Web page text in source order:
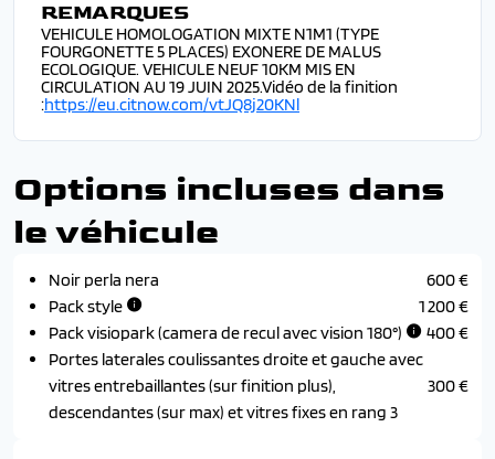
REMARQUES
VEHICULE HOMOLOGATION MIXTE N1M1 (TYPE
FOURGONETTE 5 PLACES) EXONERE DE MALUS
ECOLOGIQUE. VEHICULE NEUF 10KM MIS EN
CIRCULATION AU 19 JUIN 2025.Vidéo de la finition
:https://eu.citnow.com/vtJQ8j20KNl
Options incluses dans
le véhicule
Noir perla nera
600 €
Pack style
1 200 €
Pack visiopark (camera de recul avec vision 180°)
400 €
Portes laterales coulissantes droite et gauche avec
vitres entrebaillantes (sur finition plus),
descendantes (sur max) et vitres fixes en rang 3
300 €